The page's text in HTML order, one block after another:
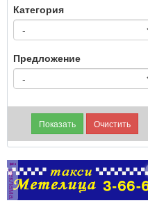
Категория
Предложение
реклама